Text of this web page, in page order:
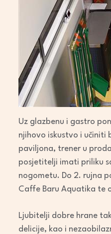
Uz glazbenu i gastro
njihovo iskustvo i učiniti
paviljona, trener u
posjetitelji imati priliku
nogometu. Do 2. rujna
Caffe Baru Aquatika te
Ljubitelji dobre hrane
delicije, kao i